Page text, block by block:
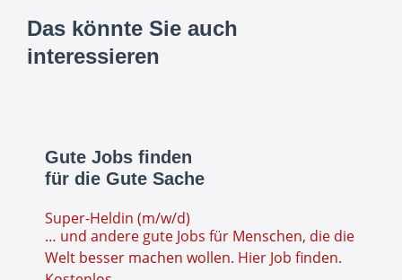
Das könnte Sie auch
interessieren
Gute Jobs finden
für die Gute Sache
Super-Heldin (m/w/d)
… und andere gute Jobs für Menschen, die die
Welt besser machen wollen. Hier Job finden.